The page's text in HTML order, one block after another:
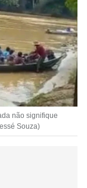
não signifique
Souza)